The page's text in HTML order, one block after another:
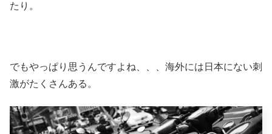
たり。
でもやっぱり思うんですよね、、、海外には日本にない刺
激がたくさんある。